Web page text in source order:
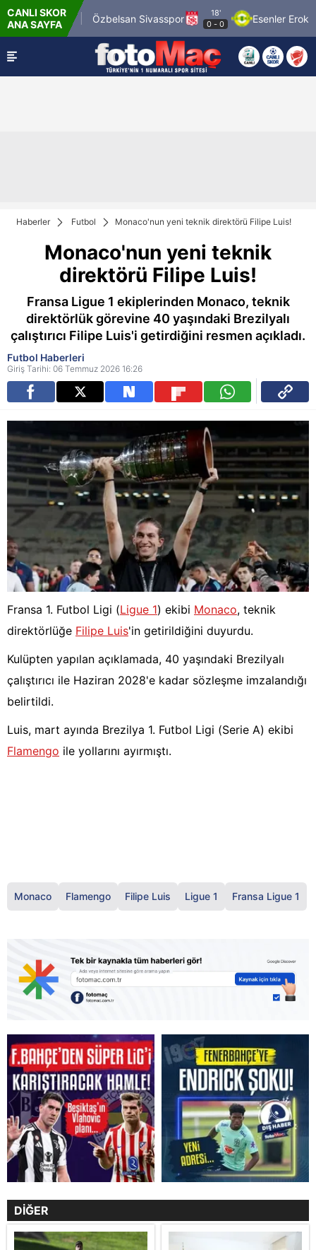
CANLI SKOR
ANA SAYFA
1969 Spor Özbelsan Sivasspor
0
-0 Esenler
Haberler Futbol Monaco'nun yeni teknik direktörü Filipe Luis!
Monaco'nun yeni teknik
direktörü Filipe Luis!
Fransa Ligue 1 ekiplerinden Monaco, teknik
direktörlük görevine 40 yaşındaki Brezilyalı
çalıştırıcı Filipe Luis'i getirdiğini resmen açıkladı.
Futbol Haberleri
Giriş Tarihi: 06 Temmuz 2026 16:26
Fransa 1. Futbol Ligi (Ligue 1) ekibi Monaco, teknik
direktörlüğe Filipe Luis'in getirildiğini duyurdu.
Kulüpten yapılan açıklamada, 40 yaşındaki Brezilyalı
çalıştırıcı ile Haziran 2028'e kadar sözleşme imzalandığı
belirtildi.
Luis, mart ayında Brezilya 1. Futbol Ligi (Serie A) ekibi
Flamengo ile yollarını ayırmıştı.
Monaco Flamengo Filipe Luis Ligue 1 Fransa Ligue 1
DİĞER